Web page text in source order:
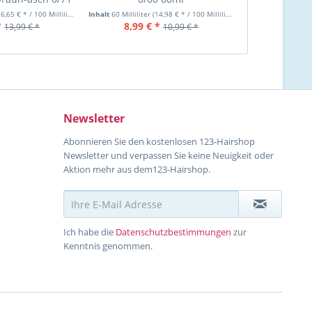
€ * / 100 Milliliter)
13,99 € *
Inhalt60 Milliliter(14,98 € * / 100 Milliliter)
8,99 € * 10,99 € *
Newsletter
Abonnieren Sie den kostenlosen 123-Hairshop
Newsletter und verpassen Sie keine Neuigkeit oder
Aktion mehr aus dem123-Hairshop.
Ich habe die Datenschutzbestimmungen zur
Kenntnis genommen.